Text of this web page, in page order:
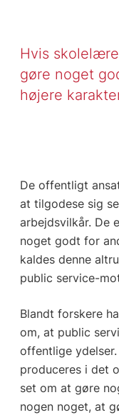
Hvis
gøre noget
højere
De offentligt
at tilgodese sig
arbejdsvilkår. De
noget godt for
kaldes denne
public service-
Blandt forskere
om, at public
offentlige
produceres i det
set om at gøre
nogen noget, at